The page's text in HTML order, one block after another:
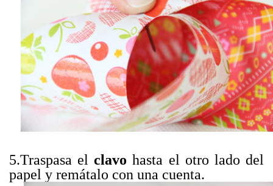
5.Traspasa elclavo hasta el otro lado del
papel y remátalo con una cuenta.